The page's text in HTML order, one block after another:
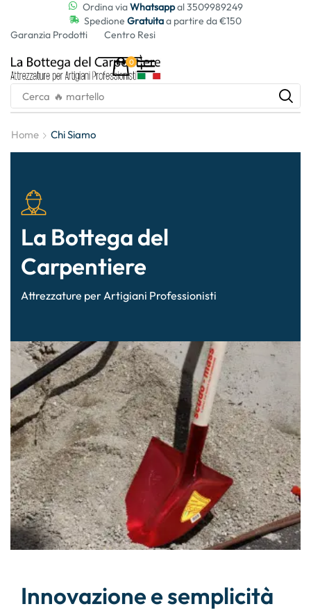
Ordina viaWhatsappal 3509989249
Spedione Gratuitaa partire da €150
Garanzia Prodotti
Centro Resi
0
Cerca 🔥 martello
Home Chi Siamo
La Bottega del
Carpentiere
Attrezzature per Artigiani Professionisti
Innovazione e semplicità